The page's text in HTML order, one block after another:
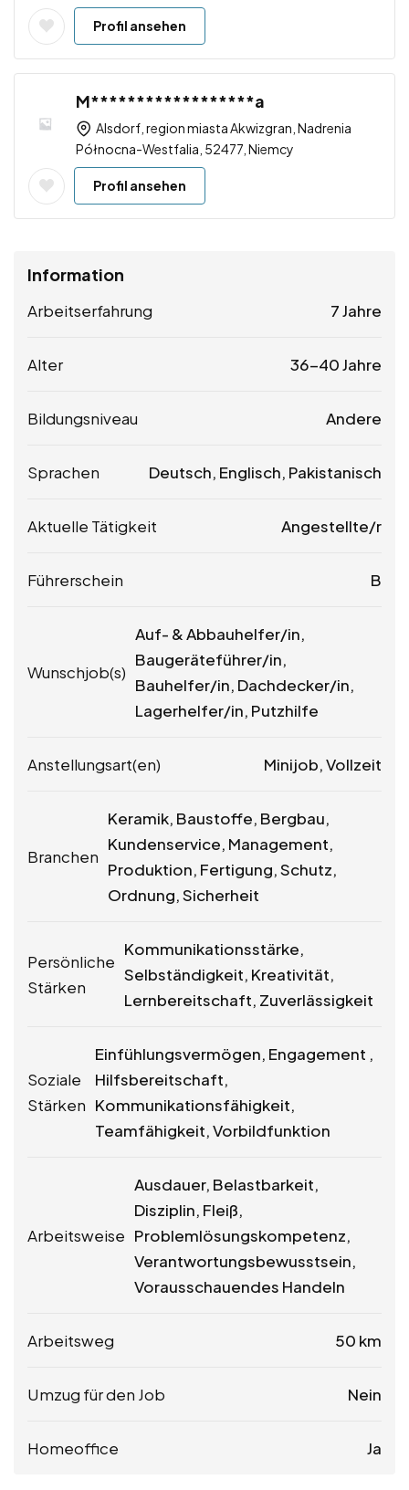
Profil ansehen
M******************a
Alsdorf, region miasta Akwizgran, Nadrenia
Północna-Westfalia, 52477, Niemcy
Profil ansehen
Information
Arbeitserfahrung 7 Jahre
Alter 36-40 Jahre
Bildungsniveau Andere
Sprachen Deutsch, Englisch, Pakistanisch
Aktuelle Tätigkeit Angestellte/r
Führerschein B
Wunschjob(s)
Auf- & Abbauhelfer/in,
Baugeräteführer/in,
Bauhelfer/in, Dachdecker/in,
Lagerhelfer/in, Putzhilfe
Anstellungsart(en) Minijob, Vollzeit
Branchen
Keramik, Baustoffe, Bergbau,
Kundenservice, Management,
Produktion, Fertigung, Schutz,
Ordnung, Sicherheit
Persönliche
Stärken
Kommunikationsstärke,
Selbständigkeit, Kreativität,
Lernbereitschaft, Zuverlässigkeit
Soziale
Stärken
Einfühlungsvermögen, Engagement ,
Hilfsbereitschaft,
Kommunikationsfähigkeit,
Teamfähigkeit, Vorbildfunktion
Arbeitsweise
Ausdauer, Belastbarkeit,
Disziplin, Fleiß,
Problemlösungskompetenz,
Verantwortungsbewusstsein,
Vorausschauendes Handeln
Arbeitsweg 50 km
Umzug für den Job Nein
Homeoffice Ja